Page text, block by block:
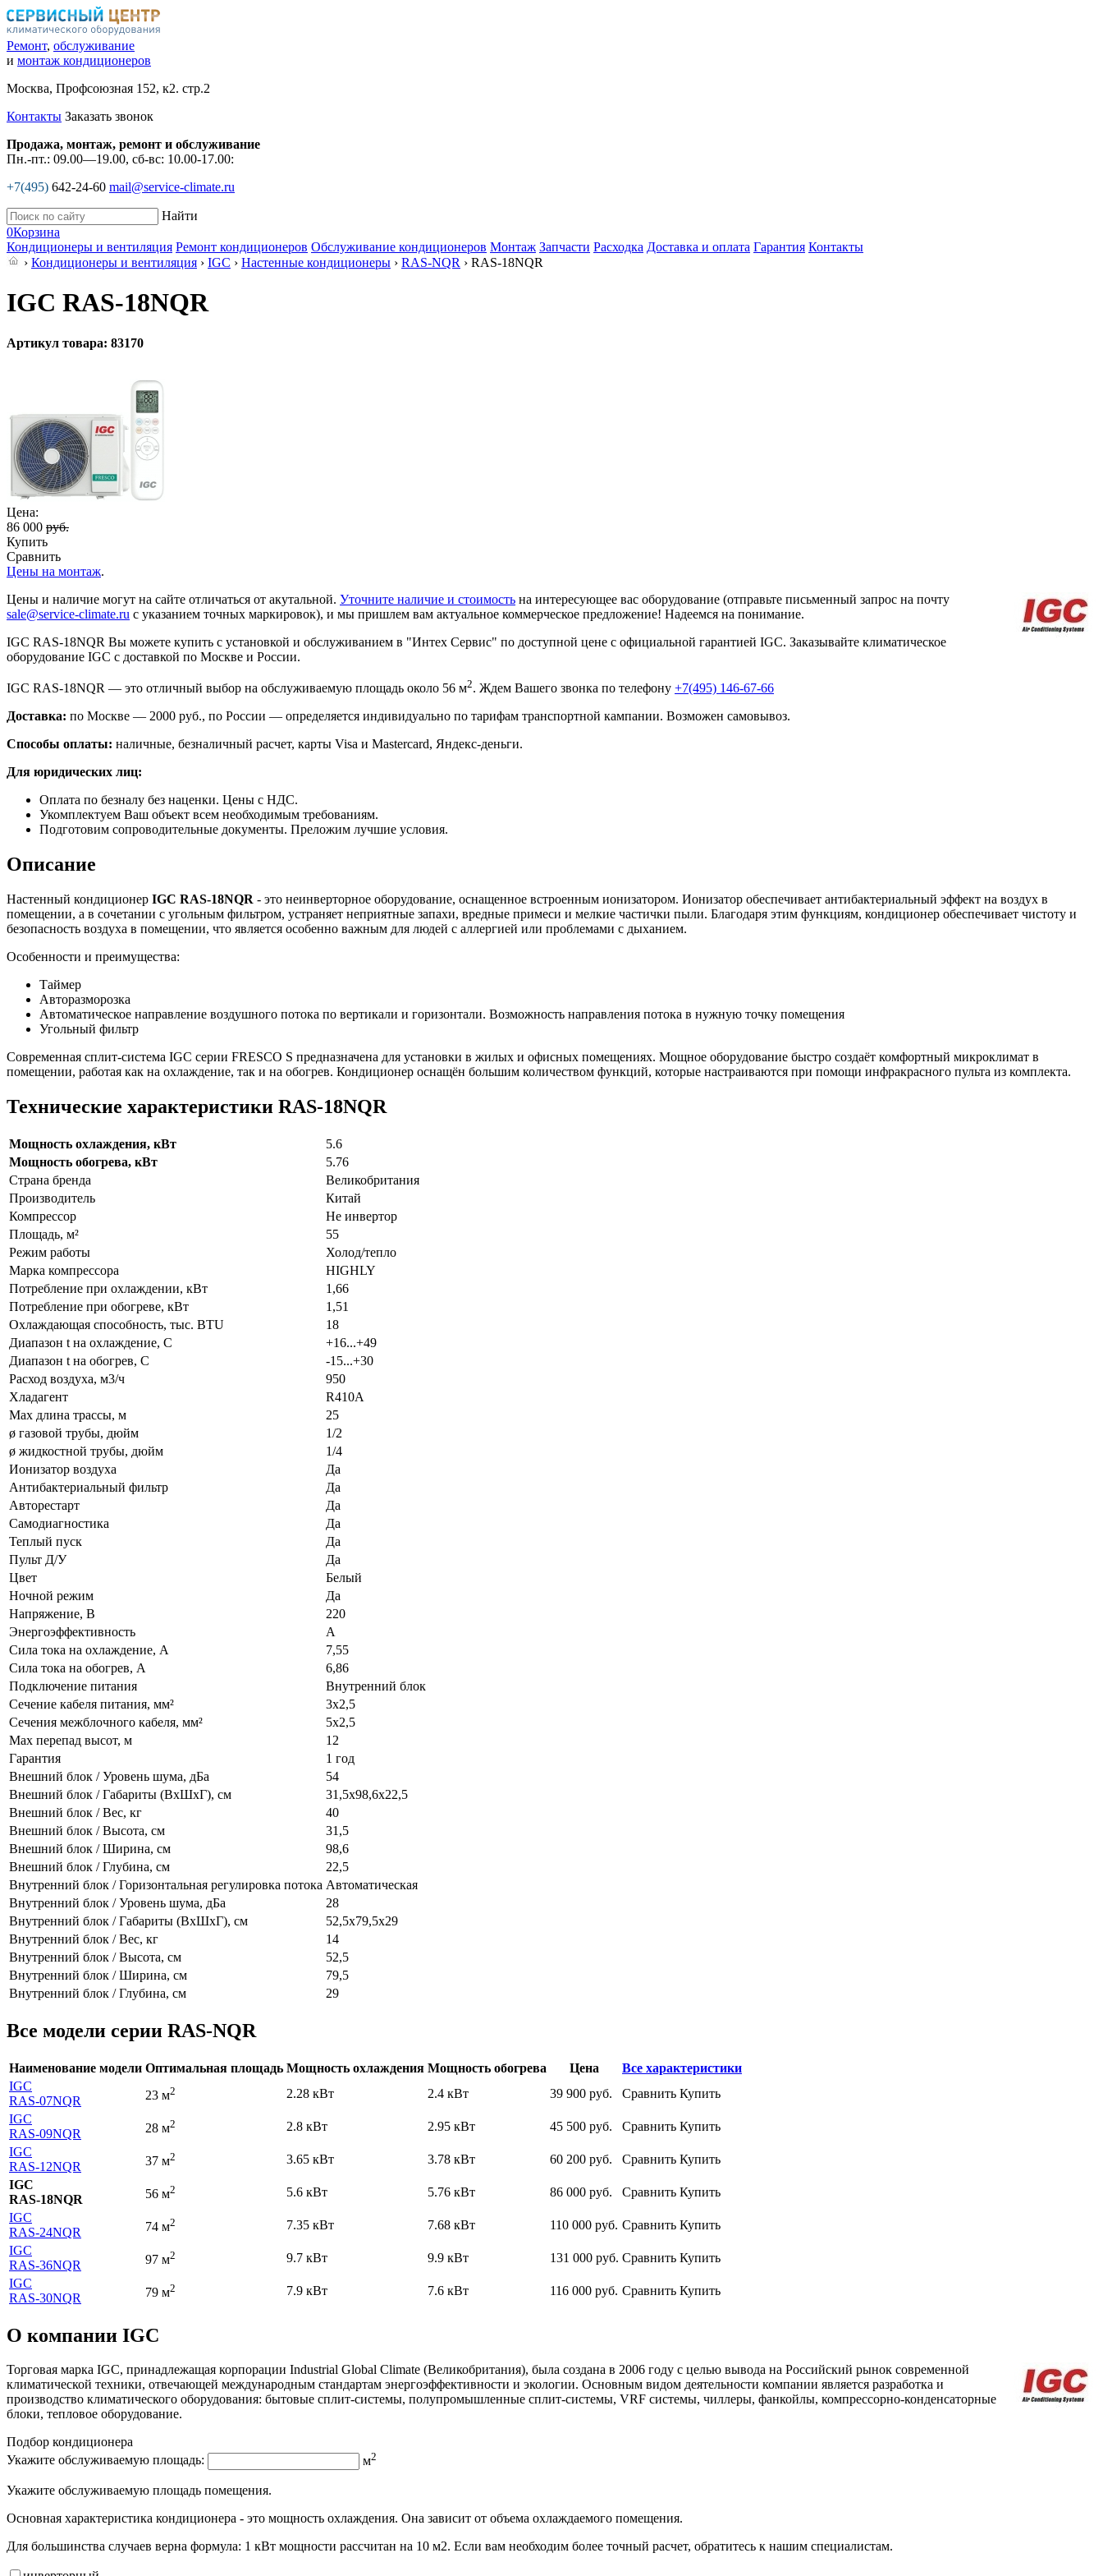
Ремонт, обслуживание
и монтаж кондиционеров
Москва, Профсоюзная 152, к2. стр.2
Контакты Заказать звонок
Продажа, монтаж, ремонт и обслуживание
Пн.-пт.: 09.00—19.00, сб-вс: 10.00-17.00:
+7(495) 642-24-60 mail@service-climate.ru
Найти
0Корзина
Кондиционеры и вентиляция Ремонт кондиционеров Обслуживание кондиционеров Монтаж Запчасти Расходка Доставка и оплата Гарантия Контакты
› Кондиционеры и вентиляция › IGC › Настенные кондиционеры › RAS-NQR › RAS-18NQR
IGC RAS-18NQR
Артикул товара: 83170
Цена:
86 000 руб.
Купить
Сравнить
Цены на монтаж.
Цены и наличие могут на сайте отличаться от акутальной. Уточните наличие и стоимость на интересующее вас оборудование (отправьте письменный запрос на почту
sale@service-climate.ru с указанием точных маркировок), и мы пришлем вам актуальное коммерческое предложение! Надеемся на понимание.
IGC RAS-18NQR Вы можете купить с установкой и обслуживанием в "Интех Сервис" по доступной цене с официальной гарантией IGC. Заказывайте климатическое
оборудование IGC с доставкой по Москве и России.
IGC RAS-18NQR — это отличный выбор на обслуживаемую площадь около 56 м2. Ждем Вашего звонка по телефону +7(495) 146-67-66
Доставка: по Москве — 2000 руб., по России — определяется индивидуально по тарифам транспортной кампании. Возможен самовывоз.
Способы оплаты: наличные, безналичный расчет, карты Visa и Mastercard, Яндекс-деньги.
Для юридических лиц:
Оплата по безналу без наценки. Цены с НДС.
Укомплектуем Ваш объект всем необходимым требованиям.
Подготовим сопроводительные документы. Преложим лучшие условия.
Описание
Настенный кондиционер IGC RAS-18NQR - это неинверторное оборудование, оснащенное встроенным ионизатором. Ионизатор обеспечивает антибактериальный эффект на воздух в
помещении, а в сочетании с угольным фильтром, устраняет неприятные запахи, вредные примеси и мелкие частички пыли. Благодаря этим функциям, кондиционер обеспечивает чистоту и
безопасность воздуха в помещении, что является особенно важным для людей с аллергией или проблемами с дыханием.
Особенности и преимущества:
Таймер
Авторазморозка
Автоматическое направление воздушного потока по вертикали и горизонтали. Возможность направления потока в нужную точку помещения
Угольный фильтр
Современная сплит-система IGC серии FRESCO S предназначена для установки в жилых и офисных помещениях. Мощное оборудование быстро создаёт комфортный микроклимат в
помещении, работая как на охлаждение, так и на обогрев. Кондиционер оснащён большим количеством функций, которые настраиваются при помощи инфракрасного пульта из комплекта.
Технические характеристики RAS-18NQR
Мощность охлаждения, кВт
5.6
Мощность обогрева, кВт
5.76
Страна бренда
Великобритания
Производитель
Китай
Компрессор
Не инвертор
Площадь, м²
55
Режим работы
Холод/тепло
Марка компрессора
HIGHLY
Потребление при охлаждении, кВт
1,66
Потребление при обогреве, кВт
1,51
Охлаждающая способность, тыс. BTU
18
Диапазон t на охлаждение, С
+16...+49
Диапазон t на обогрев, С
-15...+30
Расход воздуха, м3/ч
950
Хладагент
R410A
Max длина трассы, м
25
ø газовой трубы, дюйм
1/2
ø жидкостной трубы, дюйм
1/4
Ионизатор воздуха
Да
Антибактериальный фильтр
Да
Авторестарт
Да
Самодиагностика
Да
Теплый пуск
Да
Пульт Д/У
Да
Цвет
Белый
Ночной режим
Да
Напряжение, В
220
Энергоэффективность
A
Сила тока на охлаждение, А
7,55
Сила тока на обогрев, А
6,86
Подключение питания
Внутренний блок
Сечение кабеля питания, мм²
3x2,5
Сечения межблочного кабеля, мм²
5x2,5
Max перепад высот, м
12
Гарантия
1 год
Внешний блок / Уровень шума, дБа
54
Внешний блок / Габариты (ВхШхГ), см
31,5x98,6x22,5
Внешний блок / Вес, кг
40
Внешний блок / Высота, см
31,5
Внешний блок / Ширина, см
98,6
Внешний блок / Глубина, см
22,5
Внутренний блок / Горизонтальная регулировка потока Автоматическая
Внутренний блок / Уровень шума, дБа
28
Внутренний блок / Габариты (ВхШхГ), см
52,5x79,5x29
Внутренний блок / Вес, кг
14
Внутренний блок / Высота, см
52,5
Внутренний блок / Ширина, см
79,5
Внутренний блок / Глубина, см
29
Все модели серии RAS-NQR
Наименование модели Оптимальная площадь Мощность охлаждения Мощность обогрева Цена
Все характеристики
IGC
RAS-07NQR
23 м2 2.28 кВт 2.4 кВт 39 900 руб. Сравнить Купить
IGC
RAS-09NQR
28 м2 2.8 кВт 2.95 кВт 45 500 руб. Сравнить Купить
IGC
RAS-12NQR
37 м2 3.65 кВт 3.78 кВт 60 200 руб. Сравнить Купить
IGC
RAS-18NQR
56 м2 5.6 кВт 5.76 кВт 86 000 руб. Сравнить Купить
IGC
RAS-24NQR
74 м2 7.35 кВт 7.68 кВт 110 000 руб. Сравнить Купить
IGC
RAS-36NQR
97 м2 9.7 кВт 9.9 кВт 131 000 руб. Сравнить Купить
IGC
RAS-30NQR
79 м2 7.9 кВт 7.6 кВт 116 000 руб. Сравнить Купить
О компании IGC
Торговая марка IGC, принадлежащая корпорации Industrial Global Climate (Великобритания), была создана в 2006 году с целью вывода на Российский рынок современной
климатической техники, отвечающей международным стандартам энергоэффективности и экологии. Основным видом деятельности компании является разработка и
производство климатического оборудования: бытовые сплит-системы, полупромышленные сплит-системы, VRF системы, чиллеры, фанкойлы, компрессорно-конденсаторные
блоки, тепловое оборудование.
Подбор кондиционера
Укажите обслуживаемую площадь:
м2
Укажите обслуживаемую площадь помещения.
Основная характеристика кондиционера - это мощность охлаждения. Она зависит от объема охлаждаемого помещения.
Для большинства случаев верна формула: 1 кВт мощности рассчитан на 10 м2. Если вам необходим более точный расчет, обратитесь к нашим специалистам.